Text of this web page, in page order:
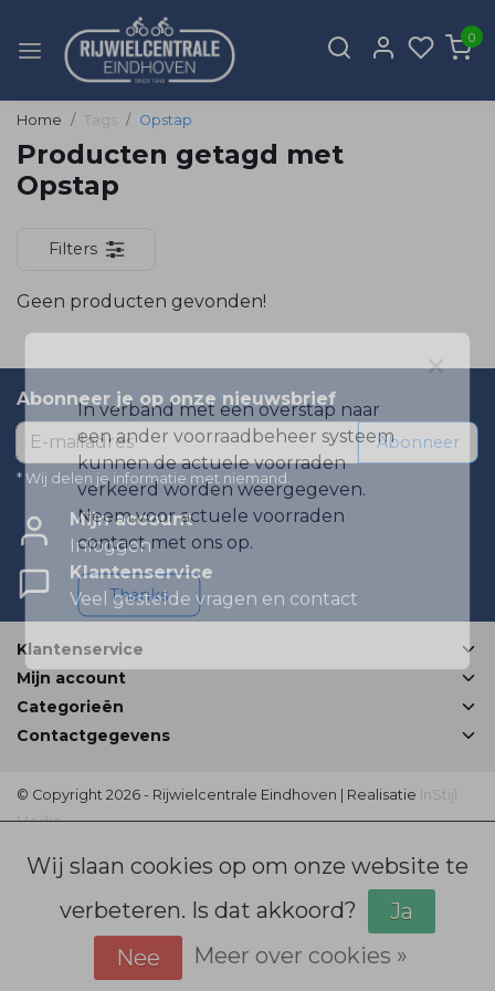
0
Home Tags Opstap
Producten getagd met
Opstap
Filters
Geen producten gevonden!
Abonneer je op onze nieuwsbrief
Abonneer
* Wij delen je informatie met niemand.
Mijn account
Inloggen
Klantenservice
Veel gestelde vragen en contact
Klantenservice
Mijn account
Categorieën
Contactgegevens
© Copyright 2026 - Rijwielcentrale Eindhoven | Realisatie InStijl
Media
×
In verband met een overstap naar
een ander voorraadbeheer systeem
kunnen de actuele voorraden
verkeerd worden weergegeven.
Neem voor actuele voorraden
contact met ons op.
Thanks
Wij slaan cookies op om onze website te
verbeteren. Is dat akkoord?
Ja
Nee
Meer over cookies »